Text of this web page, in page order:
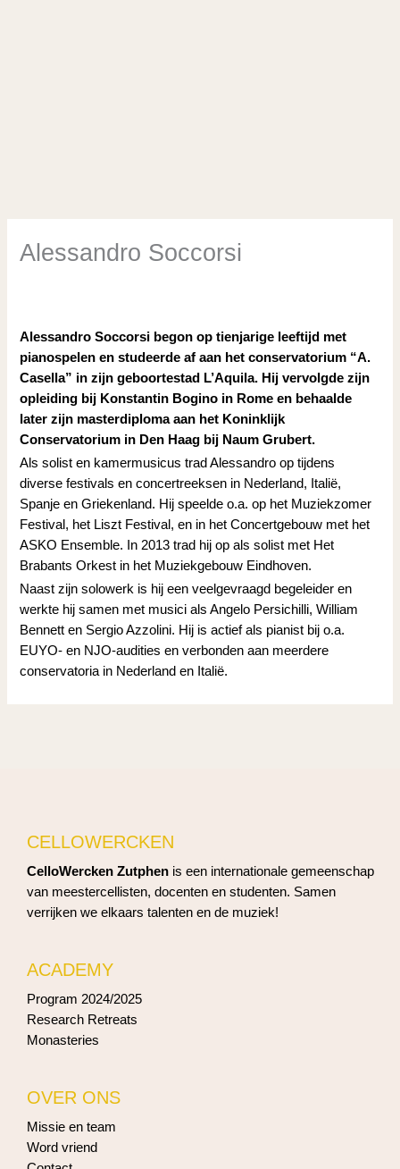
Alessandro Soccorsi
Alessandro Soccorsi begon op tienjarige leeftijd met
pianospelen en studeerde af aan het conservatorium “A.
Casella” in zijn geboortestad L’Aquila. Hij vervolgde zijn
opleiding bij Konstantin Bogino in Rome en behaalde
later zijn masterdiploma aan het Koninklijk
Conservatorium in Den Haag bij Naum Grubert.
Als solist en kamermusicus trad Alessandro op tijdens
diverse festivals en concertreeksen in Nederland, Italië,
Spanje en Griekenland. Hij speelde o.a. op het Muziekzomer
Festival, het Liszt Festival, en in het Concertgebouw met het
ASKO Ensemble. In 2013 trad hij op als solist met Het
Brabants Orkest in het Muziekgebouw Eindhoven.
Naast zijn solowerk is hij een veelgevraagd begeleider en
werkte hij samen met musici als Angelo Persichilli, William
Bennett en Sergio Azzolini. Hij is actief als pianist bij o.a.
EUYO- en NJO-audities en verbonden aan meerdere
conservatoria in Nederland en Italië.
CELLOWERCKEN
CelloWercken Zutphen is een internationale gemeenschap
van meestercellisten, docenten en studenten. Samen
verrijken we elkaars talenten en de muziek!
ACADEMY
Program 2024/2025
Research Retreats
Monasteries
OVER ONS
Missie en team
Word vriend